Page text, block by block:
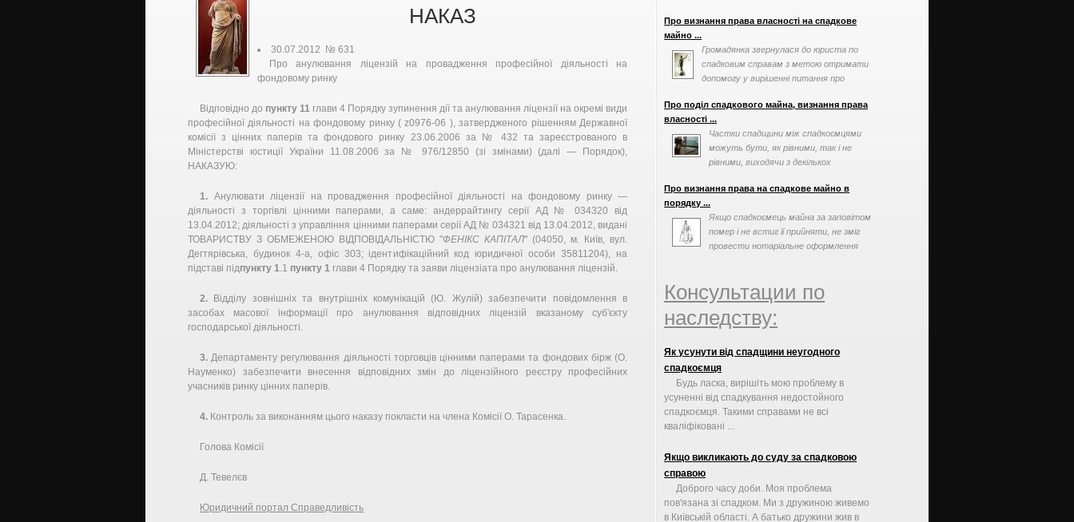
НАКАЗ
30.07.2012 № 631
Про анулювання ліцензій на провадження професійної діяльності на
фондовому ринку
Відповідно до пункту 11 глави 4 Порядку зупинення дії та анулювання ліцензії на окремі види
професійної діяльності на фондовому ринку ( z0976-06 ), затвердженого рішенням Державної
комісії з цінних паперів та фондового ринку 23.06.2006 за № 432 та зареєстрованого в
Міністерстві юстиції України 11.08.2006 за № 976/12850 (зі змінами) (далі — Порядок),
НАКАЗУЮ:
1. Анулювати ліцензії на провадження професійної діяльності на фондовому ринку —
діяльності з торгівлі цінними паперами, а саме: андеррайтингу серії АД № 034320 від
13.04.2012; діяльності з управління цінними паперами серії АД № 034321 від 13.04.2012, видані
ТОВАРИСТВУ З ОБМЕЖЕНОЮ ВІДПОВІДАЛЬНІСТЮ "ФЕНІКС КАПІТАЛ" (04050, м. Київ, вул.
Дегтярівська, будинок 4-а, офіс 303; ідентифікаційний код юридичної особи 35811204), на
підставі підпункту 1.1 пункту 1 глави 4 Порядку та заяви ліцензіата про анулювання ліцензій.
2. Відділу зовнішніх та внутрішніх комунікацій (Ю. Жулій) забезпечити повідомлення в
засобах масової інформації про анулювання відповідних ліцензій вказаному суб'єкту
господарської діяльності.
3. Департаменту регулювання діяльності торговців цінними паперами та фондових бірж (О.
Науменко) забезпечити внесення відповідних змін до ліцензійного реєстру професійних
учасників ринку цінних паперів.
4. Контроль за виконанням цього наказу покласти на члена Комісії О. Тарасенка.
Голова Комісії
Д. Тевелєв
Юридичний портал Справедливість
Про визнання права власності на спадкове
майно ...
Громадянка звернулася до юриста по
спадковим справам з метою отримати
допомогу у вирішенні питання про
Про поділ спадкового майна, визнання права
власності ...
Частки спадщини між спадкоємцями
можуть бути, як рівними, так і не
рівними, виходячи з декількох
Про визнання права на спадкове майно в
порядку ...
Якщо спадкоємець майна за заповітом
помер і не встиг її прийняти, не зміг
провести нотаріальне оформлення
Консультации по
наследству:
Як усунути від спадщини неугодного
спадкоємця
Будь ласка, вирішіть мою проблему в
усуненні від спадкування недостойного
спадкоємця. Такими справами не всі
кваліфіковані ...
Якщо викликають до суду за спадковою
справою
Доброго часу доби. Моя проблема
пов'язана зі спадком. Ми з дружиною живемо
в Київській області. А батько дружини жив в